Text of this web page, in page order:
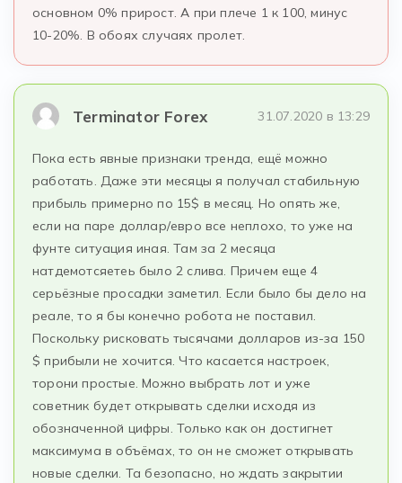
основном 0% прирост. А при плече 1 к 100, минус
10-20%. В обоях случаях пролет.
Terminator Forex 31.07.2020 в 13:29
Пока есть явные признаки тренда, ещё можно
работать. Даже эти месяцы я получал стабильную
прибыль примерно по 15$ в месяц. Но опять же,
если на паре доллар/евро все неплохо, то уже на
фунте ситуация иная. Там за 2 месяца
натдемотсяетеь было 2 слива. Причем еще 4
серьёзные просадки заметил. Если было бы дело на
реале, то я бы конечно робота не поставил.
Поскольку рисковать тысячами долларов из-за 150
$ прибыли не хочится. Что касается настроек,
торони простые. Можно выбрать лот и уже
советник будет открывать сделки исходя из
обозначенной цифры. Только как он достигнет
максимума в объёмах, то он не сможет открывать
новые сделки. Та безопасно, но ждать закрытии